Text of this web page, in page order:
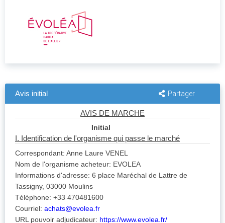
Avis initial Partager
AVIS DE MARCHE
Initial
I. Identification de l'organisme qui passe le marché
Correspondant: Anne Laure VENEL
Nom de l'organisme acheteur: EVOLEA
Informations d'adresse: 6 place Maréchal de Lattre de
Tassigny, 03000 Moulins
Téléphone: +33 470481600
Courriel: achats@evolea.fr
URL pouvoir adjudicateur: https://www.evolea.fr/